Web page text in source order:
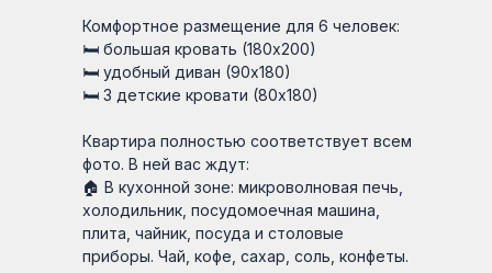
Комфортное размещение для 6 человек:
🛏 большая кровать (180х200)
🛏 удобный диван (90х180)
🛏 3 детские кровати (80х180)
Квартира полностью соответствует всем
фото. В ней вас ждут:
🏠 В кухонной зоне: микроволновая печь,
холодильник, посудомоечная машина,
плита, чайник, посуда и столовые
приборы. Чай, кофе, сахар, соль, конфеты.